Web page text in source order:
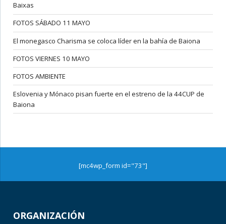
Baixas
FOTOS SÁBADO 11 MAYO
El monegasco Charisma se coloca líder en la bahía de Baiona
FOTOS VIERNES 10 MAYO
FOTOS AMBIENTE
Eslovenia y Mónaco pisan fuerte en el estreno de la 44CUP de
Baiona
[mc4wp_form id="73"]
ORGANIZACIÓN